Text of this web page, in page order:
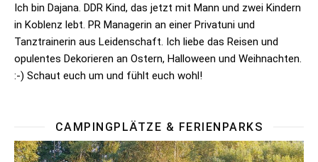
Ich bin Dajana. DDR Kind, das jetzt mit Mann und zwei Kindern
in Koblenz lebt. PR Managerin an einer Privatuni und
Tanztrainerin aus Leidenschaft. Ich liebe das Reisen und
opulentes Dekorieren an Ostern, Halloween und Weihnachten.
:-) Schaut euch um und fühlt euch wohl!
CAMPINGPLÄTZE & FERIENPARKS